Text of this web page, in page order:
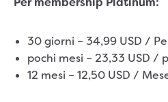
30 giorni – 34,99 USD /
pochi mesi – 23,33 USD /
12 mesi – 12,50 USD /